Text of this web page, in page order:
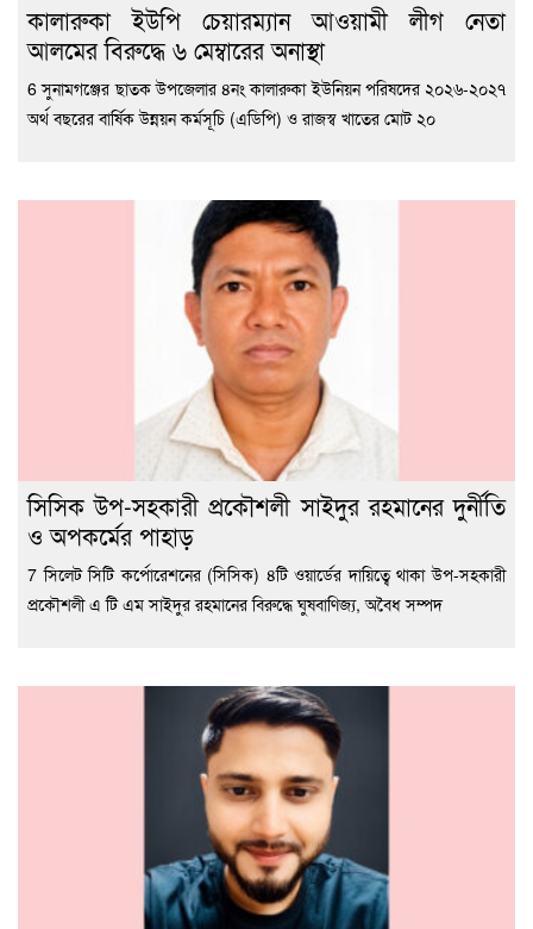
কালারুকা ইউপি চেয়ারম্যান আওয়ামী লীগ নেতা
আলমের বিরুদ্ধে ৬ মেম্বারের অনাস্থা
6 সুনামগঞ্জের ছাতক উপজেলার ৪নং কালারুকা ইউনিয়ন পরিষদের ২০২৬-২০২৭
অর্থ বছরের বার্ষিক উন্নয়ন কর্মসূচি (এডিপি) ও রাজস্ব খাতের মোট ২০
সিসিক উপ-সহকারী প্রকৌশলী সাইদুর রহমানের দুর্নীতি
ও অপকর্মের পাহাড়
7 সিলেট সিটি কর্পোরেশনের (সিসিক) ৪টি ওয়ার্ডের দায়িত্বে থাকা উপ-সহকারী
প্রকৌশলী এ টি এম সাইদুর রহমানের বিরুদ্ধে ঘুষবাণিজ্য, অবৈধ সম্পদ